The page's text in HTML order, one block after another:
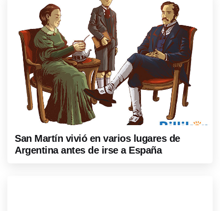
San Martín vivió en varios lugares de
Argentina antes de irse a España